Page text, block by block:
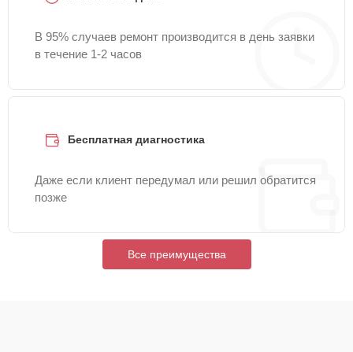
В 95% случаев ремонт производится в день заявки
в течение 1-2 часов
Бесплатная диагностика
Даже если клиент передумал или решил обратится
позже
Все преимущества